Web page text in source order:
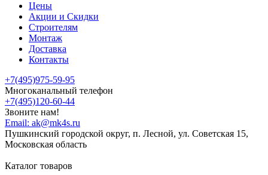
Цены
Акции и Скидки
Строителям
Монтаж
Доставка
Контакты
+7(495)975-59-95
Многоканальный телефон
+7(495)120-60-44
Звоните нам!
Email: ak@mk4s.ru
Пушкинский городской округ, п. Лесной, ул. Советская 15,
Московская область
Каталог товаров